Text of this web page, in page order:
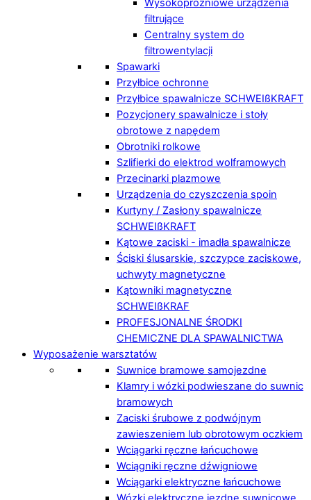
Wysokopróżniowe urządzenia
filtrujące
Centralny system do
filtrowentylacji
Spawarki
Przyłbice ochronne
Przyłbice spawalnicze SCHWEIßKRAFT
Pozycjonery spawalnicze i stoły
obrotowe z napędem
Obrotniki rolkowe
Szlifierki do elektrod wolframowych
Przecinarki plazmowe
Urządzenia do czyszczenia spoin
Kurtyny / Zasłony spawalnicze
SCHWEIßKRAFT
Kątowe zaciski - imadła spawalnicze
Ściski ślusarskie, szczypce zaciskowe,
uchwyty magnetyczne
Kątowniki magnetyczne
SCHWEIßKRAF
PROFESJONALNE ŚRODKI
CHEMICZNE DLA SPAWALNICTWA
Wyposażenie warsztatów
Suwnice bramowe samojezdne
Klamry i wózki podwieszane do suwnic
bramowych
Zaciski śrubowe z podwójnym
zawieszeniem lub obrotowym oczkiem
Wciągarki ręczne łańcuchowe
Wciągniki ręczne dźwigniowe
Wciągarki elektryczne łańcuchowe